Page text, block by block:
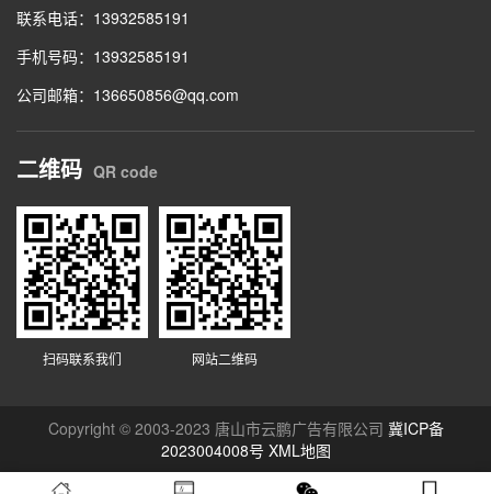
联系电话：13932585191
手机号码：13932585191
公司邮箱：136650856@qq.com
二维码 QR code
扫码联系我们 网站二维码
Copyright © 2003-2023 唐山市云鹏广告有限公司 冀ICP备
2023004008号 XML地图